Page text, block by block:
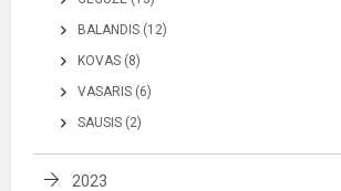
BALANDIS (12)
KOVAS (8)
VASARIS (6)
SAUSIS (2)
2023